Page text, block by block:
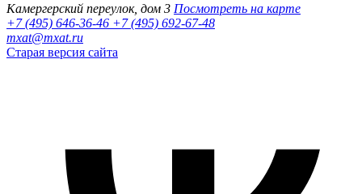
Камергерский переулок, дом 3 Посмотреть на карте
+7 (495) 646-36-46 +7 (495) 692-67-48‬
mxat@mxat.ru
Старая версия сайта